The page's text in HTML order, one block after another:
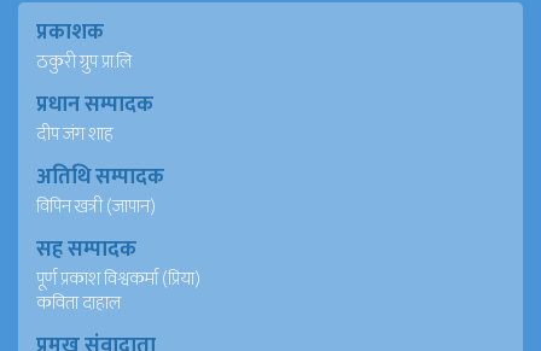
प्रकाशक
ठकुरी ग्रुप प्रा.लि
प्रधान सम्पादक
दीप जंग शाह
अतिथि सम्पादक
विपिन खत्री (जापान)
सह सम्पादक
पूर्ण प्रकाश विश्वकर्मा (प्रिया)
कविता दाहाल